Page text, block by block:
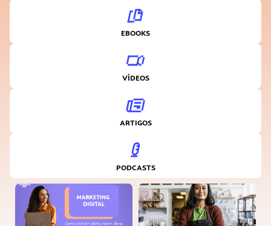
EBOOKS
VÍDEOS
ARTIGOS
PODCASTS